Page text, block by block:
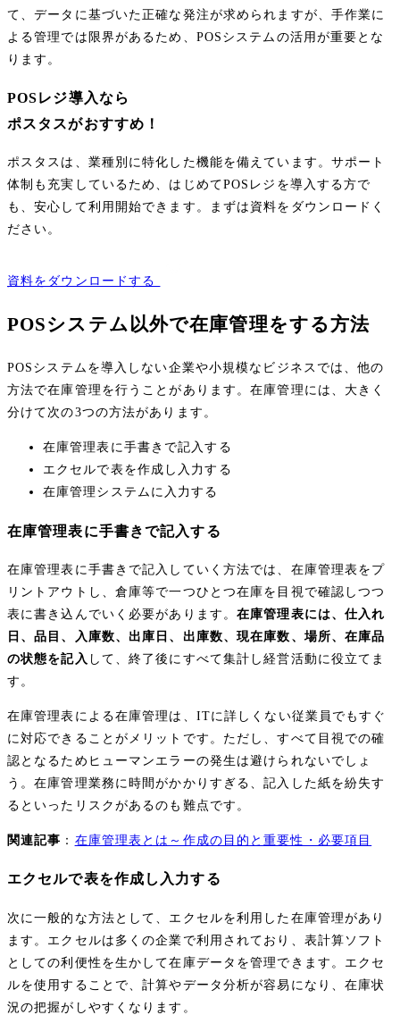
て、データに基づいた正確な発注が求められますが、手作業に
よる管理では限界があるため、POSシステムの活用が重要とな
ります。
POSレジ導入なら
ポスタスがおすすめ！
ポスタスは、業種別に特化した機能を備えています。サポート
体制も充実しているため、はじめてPOSレジを導入する方で
も、安心して利用開始できます。まずは資料をダウンロードく
ださい。
資料をダウンロードする
POSシステム以外で在庫管理をする方法
POSシステムを導入しない企業や小規模なビジネスでは、他の
方法で在庫管理を行うことがあります。在庫管理には、大きく
分けて次の3つの方法があります。
在庫管理表に手書きで記入する
エクセルで表を作成し入力する
在庫管理システムに入力する
在庫管理表に手書きで記入する
在庫管理表に手書きで記入していく方法では、在庫管理表をプ
リントアウトし、倉庫等で一つひとつ在庫を目視で確認しつつ
表に書き込んでいく必要があります。在庫管理表には、仕入れ
日、品目、入庫数、出庫日、出庫数、現在庫数、場所、在庫品
の状態を記入 して、終了後にすべて集計し経営活動に役立てま
す。
在庫管理表による在庫管理は、ITに詳しくない従業員でもすぐ
に対応できることがメリットです。ただし、すべて目視での確
認となるためヒューマンエラーの発生は避けられないでしょ
う。在庫管理業務に時間がかかりすぎる、記入した紙を紛失す
るといったリスクがあるのも難点です。
関連記事 ： 在庫管理表とは～作成の目的と重要性・必要項目
エクセルで表を作成し入力する
次に一般的な方法として、エクセルを利用した在庫管理があり
ます。エクセルは多くの企業で利用されており、表計算ソフト
としての利便性を生かして在庫データを管理できます。エクセ
ルを使用することで、計算やデータ分析が容易になり、在庫状
況の把握がしやすくなります。